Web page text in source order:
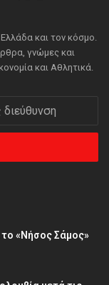
και τον κόσμο.
γνώμες και
και Αθλητικά.
«Νήσος Σάμος»